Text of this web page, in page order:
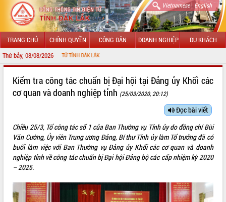
Vietnamese| English
TRANG CHỦ CHÍNH QUYỀN CÔNG DÂN DOANH NGHIỆP DU KHÁCH
Thứ bảy, 08/08/2026
TIN ĐIỆN TỬ TỈNH ĐẮK LẮK
LÃNH ĐẠO UBND TỈNH
SỞ, BAN, NGÀNH
UBND CÁC XÃ, PHƯỜNG
HỆ THỐNG VĂN BẢN
Kiểm tra công tác chuẩn bị Đại hội tại Đảng ủy Khối các
cơ quan và doanh nghiệp tỉnh (25/03/2020, 20:12)
Đọc bài viết
Chiều 25/3, Tổ công tác số 1 của Ban Thường vụ Tỉnh ủy do đồng chí Bùi
Văn Cường, Ủy viên Trung ương Đảng, Bí thư Tỉnh ủy làm Tổ trưởng đã có
buổi làm việc với Ban Thường vụ Đảng ủy Khối các cơ quan và doanh
nghiệp tỉnh về công tác chuẩn bị Đại hội Đảng bộ các cấp nhiệm kỳ 2020
– 2025.